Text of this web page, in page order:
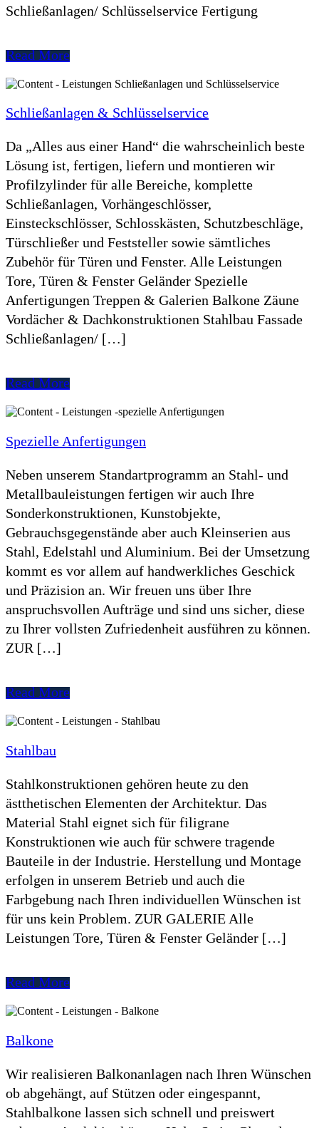
Schließanlagen/ Schlüsselservice Fertigung
Read More
Schließanlagen & Schlüsselservice
Da „Alles aus einer Hand“ die wahrscheinlich beste
Lösung ist, fertigen, liefern und montieren wir
Profilzylinder für alle Bereiche, komplette
Schließanlagen, Vorhängeschlösser,
Einsteckschlösser, Schlosskästen, Schutzbeschläge,
Türschließer und Feststeller sowie sämtliches
Zubehör für Türen und Fenster. Alle Leistungen
Tore, Türen & Fenster Geländer Spezielle
Anfertigungen Treppen & Galerien Balkone Zäune
Vordächer & Dachkonstruktionen Stahlbau Fassade
Schließanlagen/ […]
Read More
Spezielle Anfertigungen
Neben unserem Standartprogramm an Stahl- und
Metallbauleistungen fertigen wir auch Ihre
Sonderkonstruktionen, Kunstobjekte,
Gebrauchsgegenstände aber auch Kleinserien aus
Stahl, Edelstahl und Aluminium. Bei der Umsetzung
kommt es vor allem auf handwerkliches Geschick
und Präzision an. Wir freuen uns über Ihre
anspruchsvollen Aufträge und sind uns sicher, diese
zu Ihrer vollsten Zufriedenheit ausführen zu können.
ZUR […]
Read More
Stahlbau
Stahlkonstruktionen gehören heute zu den
ästthetischen Elementen der Architektur. Das
Material Stahl eignet sich für filigrane
Konstruktionen wie auch für schwere tragende
Bauteile in der Industrie. Herstellung und Montage
erfolgen in unserem Betrieb und auch die
Farbgebung nach Ihren individuellen Wünschen ist
für uns kein Problem. ZUR GALERIE Alle
Leistungen Tore, Türen & Fenster Geländer […]
Read More
Balkone
Wir realisieren Balkonanlagen nach Ihren Wünschen
ob abgehängt, auf Stützen oder eingespannt,
Stahlbalkone lassen sich schnell und preiswert